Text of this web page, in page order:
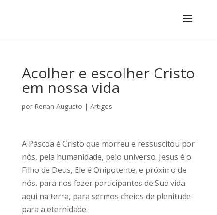
Acolher e escolher Cristo
em nossa vida
por Renan Augusto | Artigos
A Páscoa é Cristo que morreu e ressuscitou por
nós, pela humanidade, pelo universo. Jesus é o
Filho de Deus, Ele é Onipotente, e próximo de
nós, para nos fazer participantes de Sua vida
aqui na terra, para sermos cheios de plenitude
para a eternidade.